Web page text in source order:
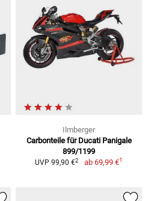
Ilmberger
Carbonteile für Ducati Panigale
899/1199
UVP 99,90 €2 ab 69,99 €1